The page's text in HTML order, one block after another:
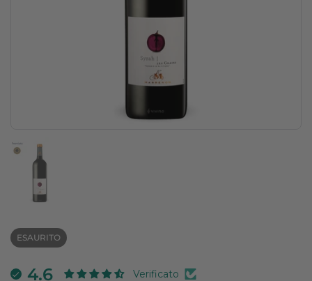
Mostra diapositiva 1
ESAURITO
4.6 Verificato